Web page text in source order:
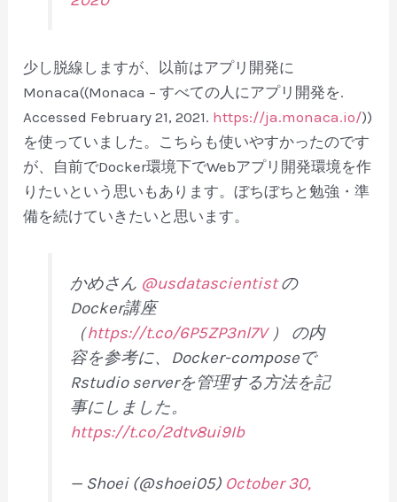
少し脱線しますが、以前はアプリ開発に
Monaca((Monaca – すべての人にアプリ開発を.
Accessed February 21, 2021. https://ja.monaca.io/))
を使っていました。こちらも使いやすかったのです
が、自前でDocker環境下でWebアプリ開発環境を作
りたいという思いもあります。ぼちぼちと勉強・準
備を続けていきたいと思います。
かめさん @usdatascientistの
Docker講座
（https://t.co/6P5ZP3nl7V） の内
容を参考に、Docker-composeで
Rstudio serverを管理する方法を記
事にしました。
https://t.co/2dtv8ui9Ib
— Shoei (@shoei05) October 30,